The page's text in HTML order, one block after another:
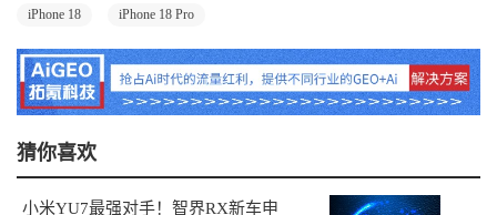
iPhone 18 iPhone 18 Pro
猜你喜欢
小米YU7最强对手！智界RX新车申